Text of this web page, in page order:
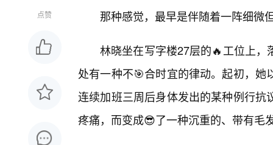
点赞 那种感觉，最早是伴随着一阵细微
林晓坐在写字楼27层的🔥工位上
处有一种不🎯合时宜的律动。起初，
连续加班三周后身体发出的某种例行
疼痛，而变成😎了一种沉重的、带有毛